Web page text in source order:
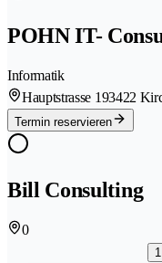
POHN IT-
Informatik
Hauptstrasse 193422
Termin reservieren
Bill Consulting
0
1